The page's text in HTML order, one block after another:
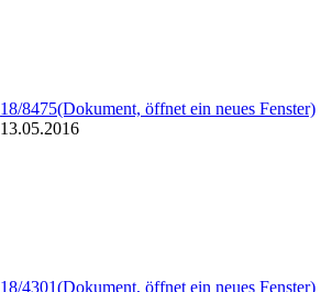
18/8475(Dokument, öffnet ein neues Fenster)
13.05.2016
18/4301(Dokument, öffnet ein neues Fenster)